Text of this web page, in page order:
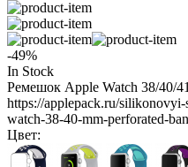
-49%
In Stock
Ремешок Apple Watch 38/40/
https://applepack.ru/
watch-38-40-mm-perforated-
Цвет: